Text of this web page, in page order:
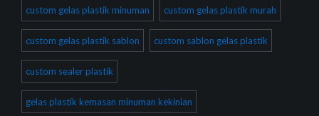
custom gelas plastik minuman custom gelas plastik murah
custom gelas plastik sablon custom sablon gelas plastik
custom sealer plastik
gelas plastik kemasan minuman kekinian